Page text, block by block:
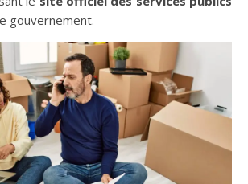
gouvernement.